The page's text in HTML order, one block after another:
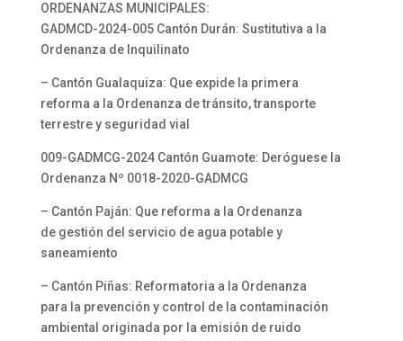
ORDENANZAS MUNICIPALES:
GADMCD-2024-005 Cantón Durán: Sustitutiva a la
Ordenanza de Inquilinato
– Cantón Gualaquiza: Que expide la primera
reforma a la Ordenanza de tránsito, transporte
terrestre y seguridad vial
009-GADMCG-2024 Cantón Guamote: Deróguese la
Ordenanza Nº 0018-2020-GADMCG
– Cantón Paján: Que reforma a la Ordenanza
de gestión del servicio de agua potable y
saneamiento
– Cantón Piñas: Reformatoria a la Ordenanza
para la prevención y control de la contaminación
ambiental originada por la emisión de ruido